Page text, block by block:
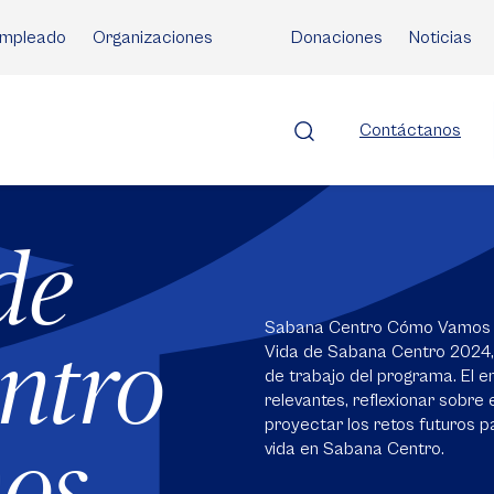
Organizaciones Donaciones Noticias
Contáctanos
Sabana Centro Cómo
Vida de Sabana Centro
de trabajo del programa. El
relevantes, reflexionar sobre
proyectar los retos futuros
vida en Sabana Centro.